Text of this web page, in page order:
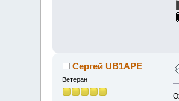
Сергей UB1APE
Ветеран